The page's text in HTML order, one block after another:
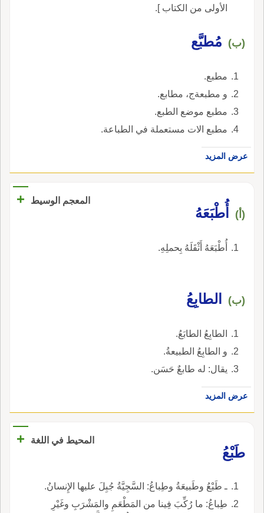
الأولى من الكتاب ].
(ب) مُطبَّع
مطبع.
و مطبعةج، مطابع.
مطبع موضع الطبع.
مطبع الات مستعملة في الطباعة.
عرض المزيد
المعجم الوسيط +
(أ) أُطْبَعَهُ
أُطْبَعَهُ أَثْقَلَهُ بِحملِهِ.
(ب) الطابِعُ
الطابِعُ الطابَعُ.
و الطابِعُ الطبيعةُ.
يقال: له طابعٌ حَسَن.
عرض المزيد
المحيط في اللغة
+
طَبْعُ
ـ طَبْعُ وطَبيعَةُ وطِباعُ: السَّجِيَّةُ جُبِلَ عليها الإِنسانُ.
طِباعُ: ما رُكِّبَ فِينا من المَطْعَمِ والمَشْرَبِ وغَيْرِ